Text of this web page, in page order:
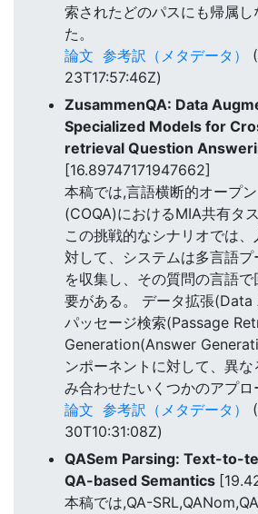
索されたどのパスにも帰属し
た。
論文 参考訳（メタデータ）
23T17:57:46Z)
ZusammenQA: Data
Specialized Models for
retrieval Question
[16.89747171947662]
本稿では,言語横断的オープ
(COQA)におけるMIA共有タ
この挑戦的なシナリオでは
対して、システムは多言語
を収集し、その質問の言語
要がある。 データ拡張(Data
パッセージ検索(Passage
Generation(Answer
ンポーネントに対して、異
み合わせたいくつかのアプロ
論文 参考訳（メタデータ）
30T10:31:08Z)
QASem Parsing: Text-to-
QA-based Semantics
本稿では,QA-